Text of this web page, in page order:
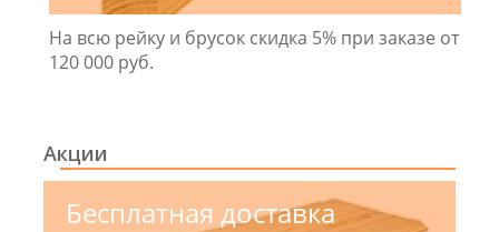
На всю рейку и брусок скидка 5% при заказе от
120 000 руб.
Акции
Бесплатная доставка